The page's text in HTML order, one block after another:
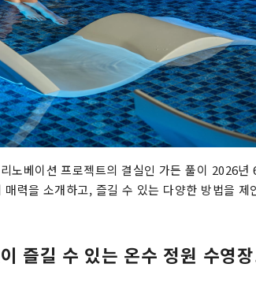
노베이션 프로젝트의 결실인 가든 풀이 2026년
력을 소개하고, 즐길 수 있는 다양한 방법을 제
즐길 수 있는 온수 정원 수영